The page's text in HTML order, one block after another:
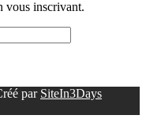
vous inscrivant.
par SiteIn3Days